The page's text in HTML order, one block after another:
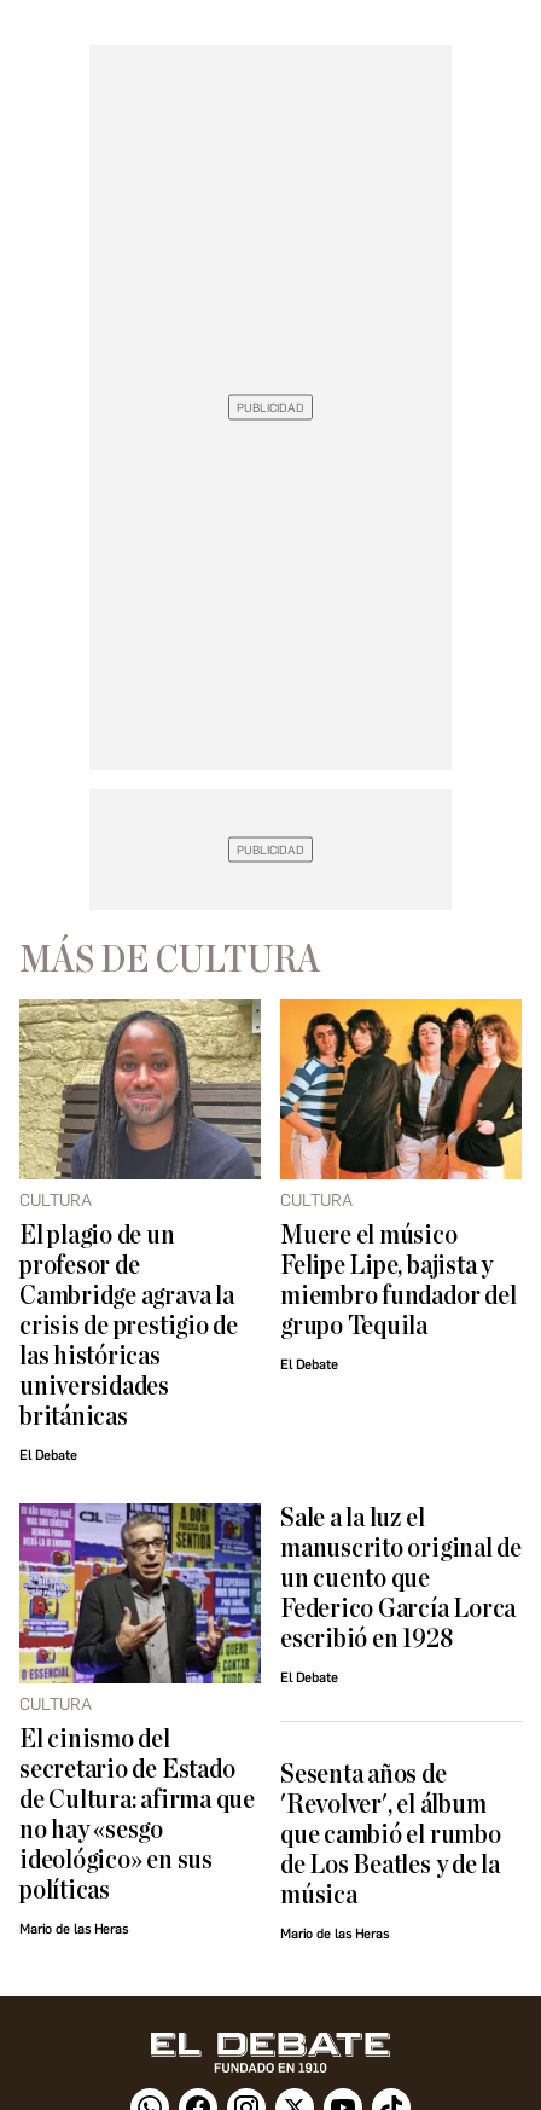
MÁS DE CULTURA
CULTURA
El plagio de un
profesor de
Cambridge agrava la
crisis de prestigio de
las históricas
universidades
británicas
El Debate
CULTURA
Muere el músico
Felipe Lipe, bajista y
miembro fundador del
grupo Tequila
El Debate
CULTURA
El cinismo del
secretario de Estado
de Cultura: afirma que
no hay «sesgo
ideológico» en sus
políticas
Mario de las Heras
Sale a la luz el
manuscrito original de
un cuento que
Federico García Lorca
escribió en 1928
El Debate
Sesenta años de
'Revolver', el álbum
que cambió el rumbo
de Los Beatles y de la
música
Mario de las Heras